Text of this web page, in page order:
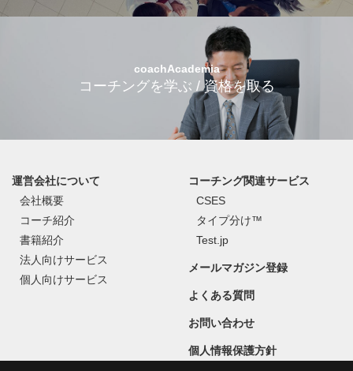
coachAcademia
コーチングを学ぶ / 資格を取る
運営会社について
会社概要
コーチ紹介
書籍紹介
法人向けサービス
個人向けサービス
コーチング関連サービス
CSES
タイプ分け™
Test.jp
メールマガジン登録
よくある質問
お問い合わせ
個人情報保護方針